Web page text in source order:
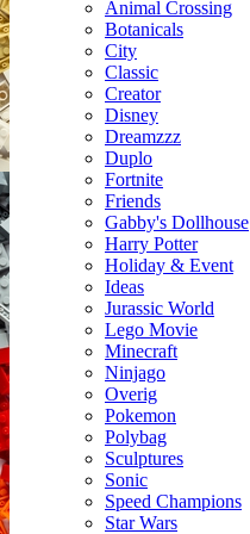
Animal Crossing
Botanicals
City
Classic
Creator
Disney
Dreamzzz
Duplo
Fortnite
Friends
Gabby's Dollhouse
Harry Potter
Holiday & Event
Ideas
Jurassic World
Lego Movie
Minecraft
Ninjago
Overig
Pokemon
Polybag
Sculptures
Sonic
Speed Champions
Star Wars